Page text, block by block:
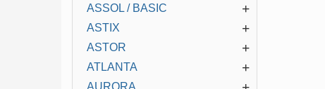
+
ASSOL / BASIC
+
ASTIX
+
ASTOR
+
ATLANTA
AURORA